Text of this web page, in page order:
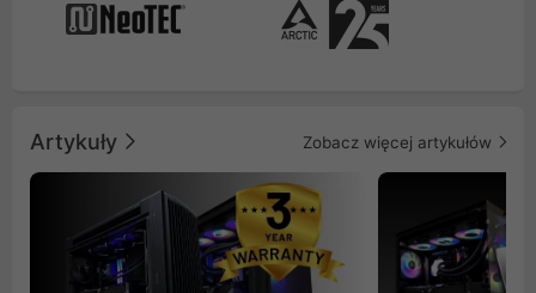
Artykuły Zobacz więcej artykułów